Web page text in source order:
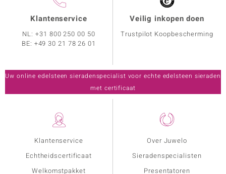
Klantenservice
Echtheidscertificaat
Welkomstpakket
Over Juwelo
Sieradenspecialisten
Presentatoren
Klantenservice
NL:+31 800 250 00 50
BE: +49 30 21 78 26 01
Veilig inkopen doen
Trustpilot Koopbescherming
Uw online edelsteen sieradenspecialist voor echte edelsteen sieraden
met certificaat